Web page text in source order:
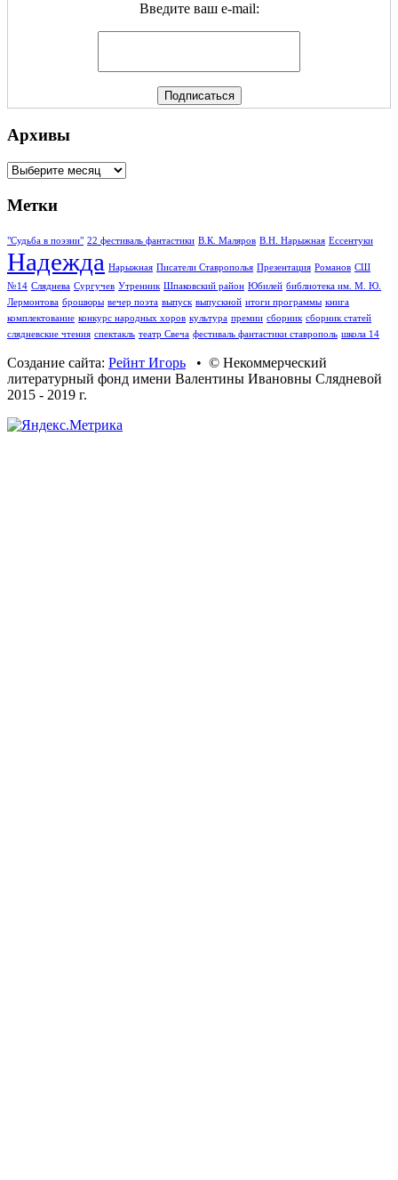
Введите ваш e-mail:
Архивы
Архивы
Метки
"Судьба в поэзии" 22 фестиваль фантастики В.К. Маляров В.Н. Нарыжная Ессентуки
Надежда Нарыжная Писатели Ставрополья Презентация Романов СШ
№14 Сляднева Сургучев Утренник Шпаковский район Юбилей библиотека им. М. Ю.
Лермонтова брошюры вечер поэта выпуск выпускной итоги программы книга
комплектование конкурс народных хоров культура премии сборник сборник статей
слядневские чтения спектакль театр Свеча фестиваль фантастики ставрополь школа 14
Создание сайта: Рейнт Игорь • © Некоммерческий
литературный фонд имени Валентины Ивановны Слядневой
2015 - 2019 г.